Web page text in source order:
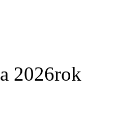
2026rok